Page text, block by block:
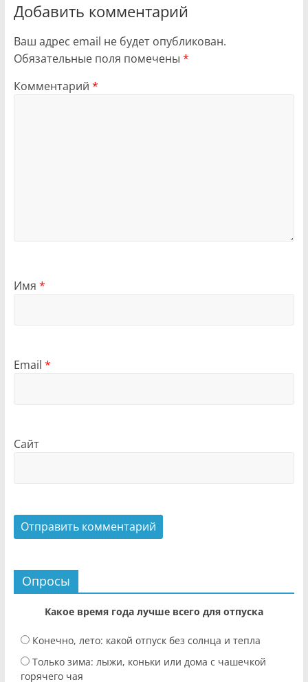
Добавить комментарий
Ваш адрес email не будет опубликован.
Обязательные поля помечены *
Комментарий *
Имя *
Email *
Сайт
Опросы
Какое время года лучше всего для отпуска
Конечно, лето: какой отпуск без солнца и тепла
Только зима: лыжи, коньки или дома с чашечкой
горячего чая